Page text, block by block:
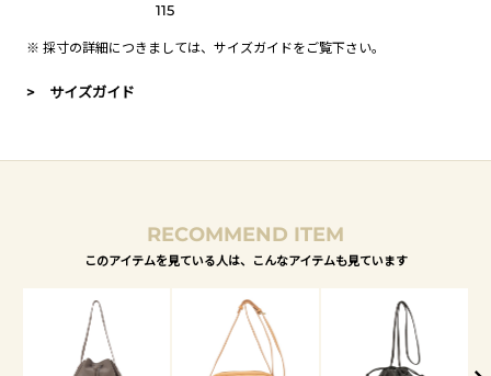
115
※ 採寸の詳細につきましては、 サイズガイドをご覧下さい。
> サイズガイド
RECOMMEND ITEM
このアイテムを見ている人は、こんなアイテムも見ています